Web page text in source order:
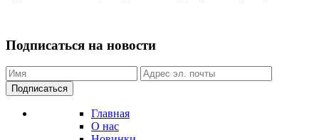
Подписаться на новости
Подписаться
Главная
О нас